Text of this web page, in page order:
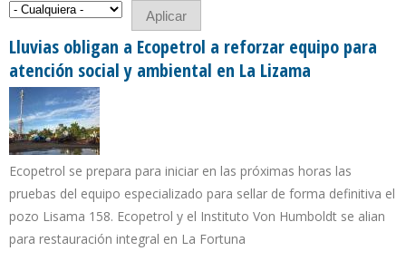
Lluvias obligan a Ecopetrol a reforzar equipo para
atención social y ambiental en La Lizama
Ecopetrol se prepara para iniciar en las próximas horas las
pruebas del equipo especializado para sellar de forma definitiva el
pozo Lisama 158. Ecopetrol y el Instituto Von Humboldt se alian
para restauración integral en La Fortuna